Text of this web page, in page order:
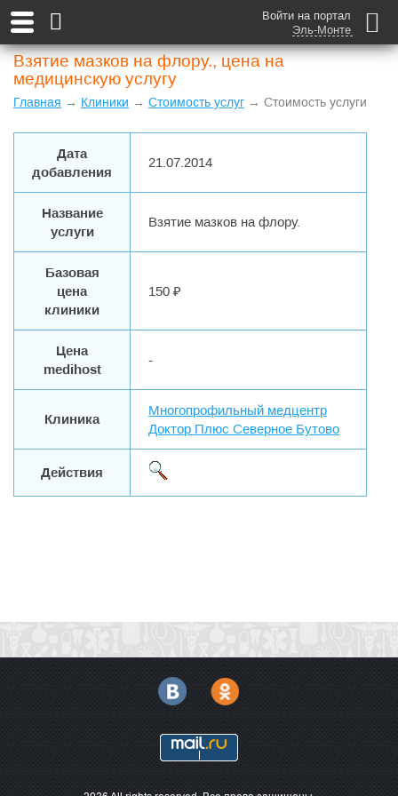
Войти на портал
Эль-Монте
Взятие мазков на флору., цена на
медицинскую услугу
Главная → Клиники → Стоимость услуг → Стоимость услуги
Дата
добавления
21.07.2014
Название
услуги
Взятие мазков на флору.
Базовая
цена
клиники
150 ₽
Цена
medihost
-
Клиника
Многопрофильный медцентр
Доктор Плюс Северное Бутово
Действия